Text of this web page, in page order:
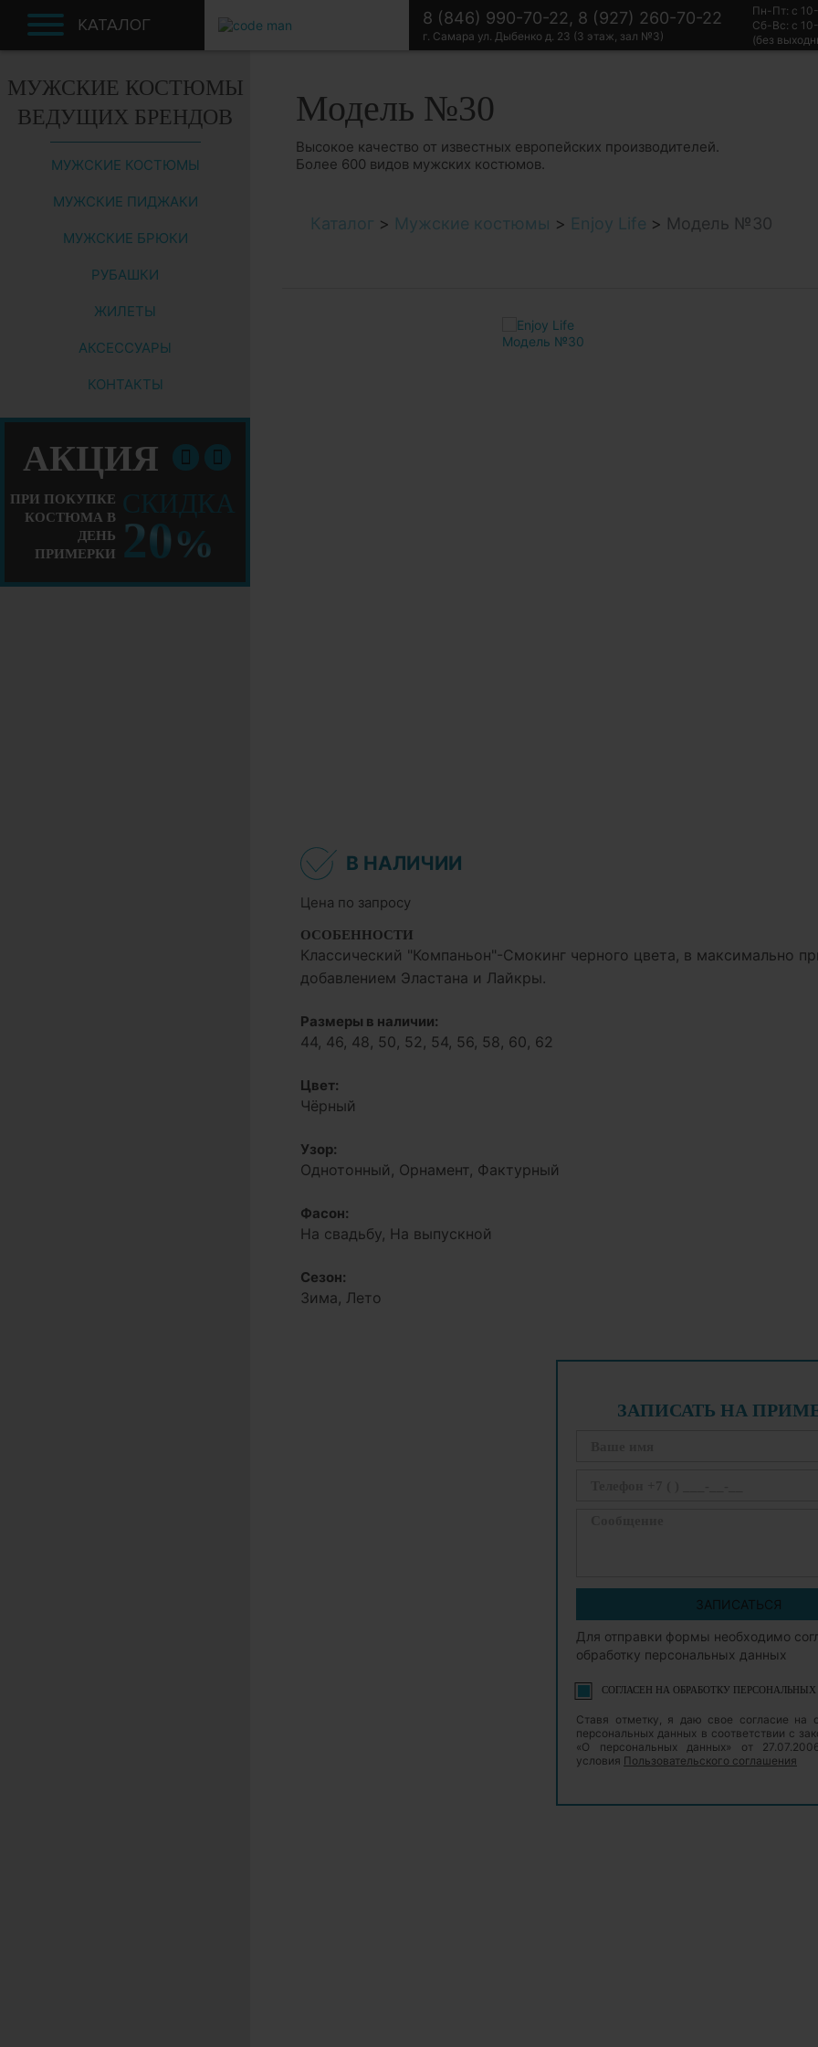
КАТАЛОГ 8 (846) 990-70-22, 8 (927) 260-70-22
г. Самара ул. Дыбенко д. 23 (3 этаж, зал №3)
Пн-Пт: с
Сб-Вс: с
(без
МУЖСКИЕ КОСТЮМЫ
ВЕДУЩИХ БРЕНДОВ
МУЖСКИЕ КОСТЮМЫ
МУЖСКИЕ ПИДЖАКИ
МУЖСКИЕ БРЮКИ
РУБАШКИ
ЖИЛЕТЫ
АКСЕССУАРЫ
КОНТАКТЫ
АКЦИЯ
ПРИ ПОКУПКЕ
КОСТЮМА В
ДЕНЬ
ПРИМЕРКИ
20%
Модель №30
Высокое качество от известных европейских производителей.
Более 600 видов мужских костюмов.
Каталог > Мужские костюмы > Enjoy Life > Модель №30
В НАЛИЧИИ
Цена по запросу
ОСОБЕННОСТИ
Классический "Компаньон"-Смокинг черного цвета, в максимально
добавлением Эластана и Лайкры.
Размеры в наличии:
44, 46, 48, 50, 52, 54, 56, 58, 60, 62
Цвет:
Чёрный
Узор:
Однотонный, Орнамент, Фактурный
Фасон:
На свадьбу, На выпускной
Сезон:
Зима, Лето
ЗАПИСАТЬ НА
ЗАПИСАТЬСЯ
Для отправки формы необходимо
обработку персональных данных
СОГЛАСЕН НА ОБРАБОТКУ
Ставя отметку, я даю свое согласие на
персональных данных в соответствии с
«О персональных данных» от
условия Пользовательского соглашения